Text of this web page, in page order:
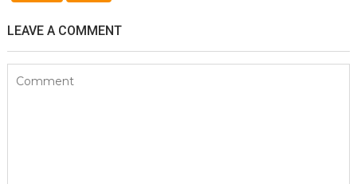
LEAVE A COMMENT